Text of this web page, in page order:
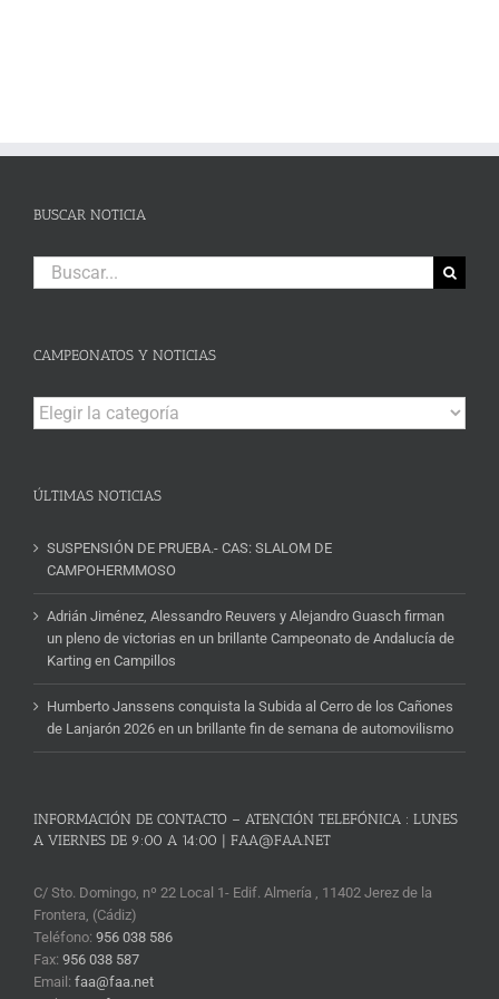
BUSCAR NOTICIA
Buscar:
CAMPEONATOS Y NOTICIAS
Campeonatos
y
ÚLTIMAS NOTICIAS
SUSPENSIÓN DE PRUEBA.- CAS: SLALOM DE
CAMPOHERMMOSO
Adrián Jiménez, Alessandro Reuvers y Alejandro Guasch firman
un pleno de victorias en un brillante Campeonato de Andalucía de
Karting en Campillos
Humberto Janssens conquista la Subida al Cerro de los Cañones
de Lanjarón 2026 en un brillante fin de semana de automovilismo
INFORMACIÓN DE CONTACTO – ATENCIÓN TELEFÓNICA : LUNES
A VIERNES DE 9:00 A 14:00 | FAA@FAA.NET
C/ Sto. Domingo, nº 22 Local 1- Edif. Almería , 11402 Jerez de la
Frontera, (Cádiz)
Teléfono: 956 038 586
Fax: 956 038 587
Email: faa@faa.net